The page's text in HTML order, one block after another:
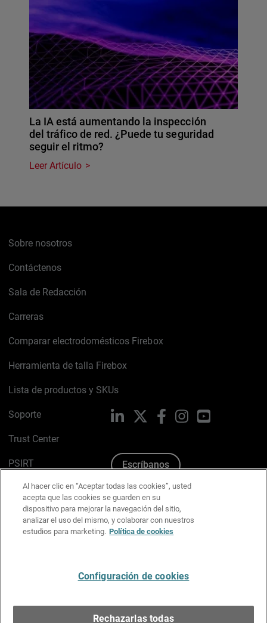
La IA está aumentando la inspección
del tráfico de red. ¿Puede tu seguridad
seguir el ritmo?
Leer Artículo
Sobre nosotros
Contáctenos
Sala de Redacción
Carreras
Comparar electrodomésticos Firebox
Herramienta de talla Firebox
Lista de productos y SKUs
Soporte
Trust Center
PSIRT
Política de cookies
Política de privacidad
Kit de medios y marca
LinkedIn FacebookInstagramYouTube
Escríbanos
Al hacer clic en “Aceptar todas las cookies”, usted
acepta que las cookies se guarden en su
dispositivo para mejorar la navegación del sitio,
analizar el uso del mismo, y colaborar con nuestros
estudios para marketing. Política de cookies
Configuración de cookies
Rechazarlas todas